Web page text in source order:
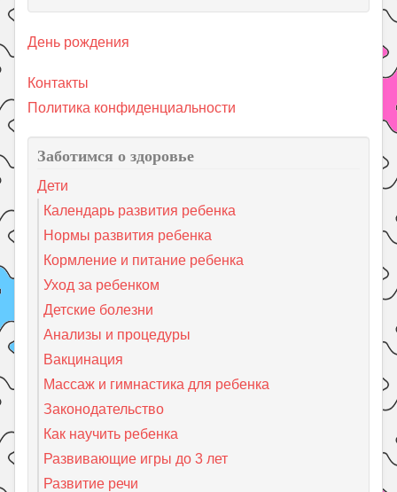
День рождения
Контакты
Политика конфиденциальности
Заботимся о здоровье
Дети
Календарь развития ребенка
Нормы развития ребенка
Кормление и питание ребенка
Уход за ребенком
Детские болезни
Анализы и процедуры
Вакцинация
Массаж и гимнастика для ребенка
Законодательство
Как научить ребенка
Развивающие игры до 3 лет
Развитие речи